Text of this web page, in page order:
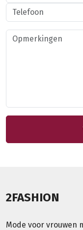
2FASHION
Mode voor vrouwen